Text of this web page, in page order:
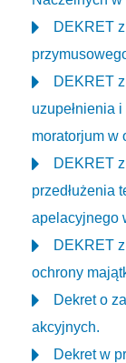
DEKRET
DEKRET
uzupełnienia
moratorjum w
DEKRET
przedłużenia
apelacyjnego
DEKRET
ochrony
Dekret o
akcyjnych.
Dekret w